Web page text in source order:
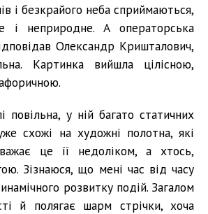
і безкрайого неба сприймаються,
і неприродне. А операторська
Олександр Кришталович,
Картинка вийшла цілісною,
повільна, у ній багато статичних
схожі на художні полотна, які
це її недоліком, а хтось,
Зізнаюся, що мені час від часу
розвитку подій. Загалом
й полягає шарм стрічки, хоча